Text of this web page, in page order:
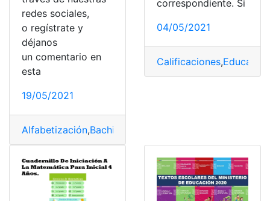
redes sociales,
o regístrate y
déjanos
un comentario en
esta
19/05/2021
Alfabetización,Bachillerato
correspondiente. Si
04/05/2021
Calificaciones,Educación